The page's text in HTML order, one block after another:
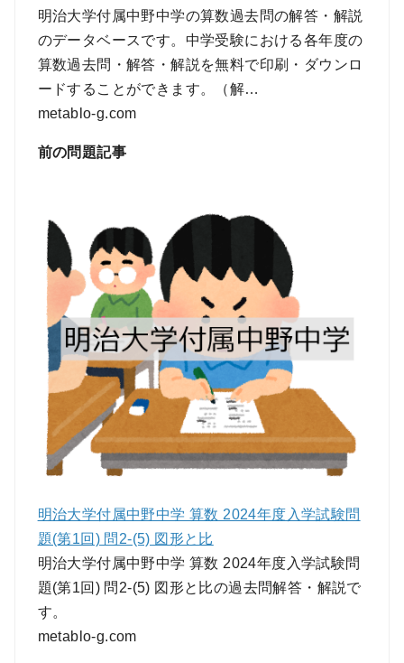
明治大学付属中野中学の算数過去問の解答・解説
のデータベースです。中学受験における各年度の
算数過去問・解答・解説を無料で印刷・ダウンロ
ードすることができます。（解…
metablo-g.com
前の問題記事
明治大学付属中野中学 算数 2024年度入学試験問
題(第1回) 問2-(5) 図形と比
明治大学付属中野中学 算数 2024年度入学試験問
題(第1回) 問2-(5) 図形と比の過去問解答・解説で
す。
metablo-g.com